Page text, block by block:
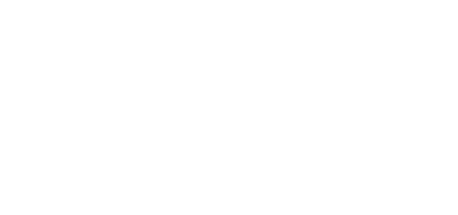
für Ihre Fragen zur Verfügung. Melden Sie uns